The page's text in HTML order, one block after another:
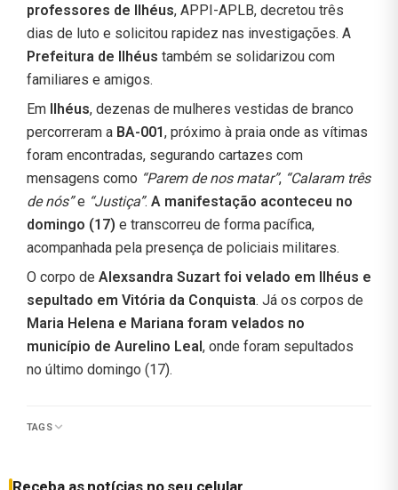
professores de Ilhéus, APPI-APLB, decretou três
dias de luto e solicitou rapidez nas investigações. A
Prefeitura de Ilhéus também se solidarizou com
familiares e amigos.
Em Ilhéus, dezenas de mulheres vestidas de branco
percorreram a BA-001, próximo à praia onde as vítimas
foram encontradas, segurando cartazes com
mensagens como “Parem de nos matar”, “Calaram três
de nós”e “Justiça”. A manifestação aconteceu no
domingo (17) e transcorreu de forma pacífica,
acompanhada pela presença de policiais militares.
O corpo de Alexsandra Suzart foi velado em Ilhéus e
sepultado em Vitória da Conquista. Já os corpos de
Maria Helena e Mariana foram velados no
município de Aurelino Leal, onde foram sepultados
no último domingo (17).
TAGS
Receba as notícias no seu celular